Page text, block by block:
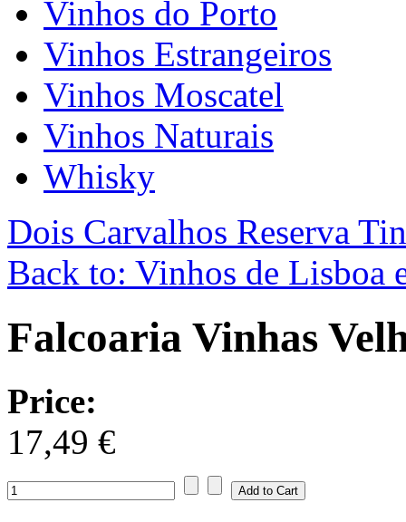
Vinhos do Porto
Vinhos Estrangeiros
Vinhos Moscatel
Vinhos Naturais
Whisky
Dois Carvalhos Reserva
Back to: Vinhos de Lisboa
Falcoaria Vinhas
Price:
17,49 €